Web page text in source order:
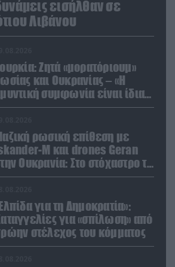
εισήλθαν σε
Λιβάνου
Ζητά «μορατόριουμ»
και Ουκρανίας – «Η
συμφωνία είναι ίδια
το άρθρο 5 του ΝΑΤΟ» (upd)
ρωσική επίθεση με
M και drones Geran
Ουκρανία: Στο στόχαστρο το
των Flamingo
για τη Δημοκρατία»:
για «σπίλωση» από
στέλεχος του κόμματος